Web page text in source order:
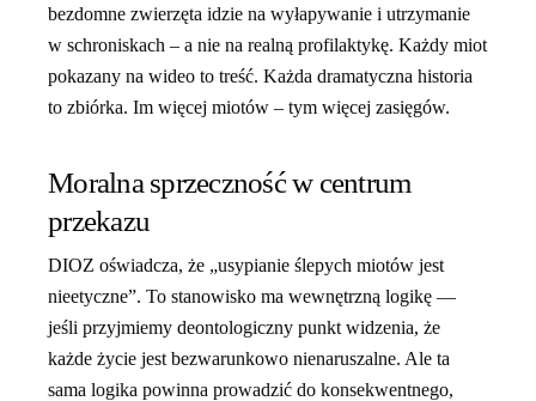
bezdomne zwierzęta idzie na wyłapywanie i utrzymanie
w schroniskach – a nie na realną profilaktykę. Każdy miot
pokazany na wideo to treść. Każda dramatyczna historia
to zbiórka. Im więcej miotów – tym więcej zasięgów.
Moralna sprzeczność w centrum
przekazu
DIOZ oświadcza, że „usypianie ślepych miotów jest
nieetyczne”. To stanowisko ma wewnętrzną logikę —
jeśli przyjmiemy deontologiczny punkt widzenia, że
każde życie jest bezwarunkowo nienaruszalne. Ale ta
sama logika powinna prowadzić do konsekwentnego,